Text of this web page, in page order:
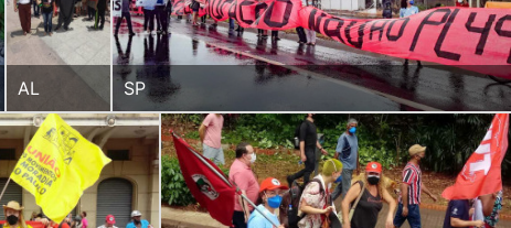
AL SP